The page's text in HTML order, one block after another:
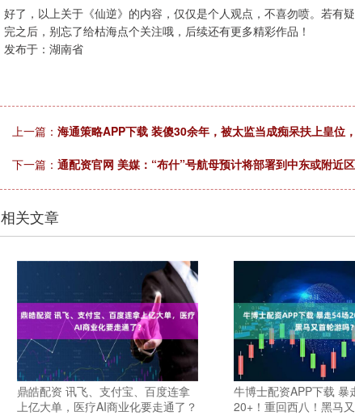
好了，以上关于《仙逆》的内容，仅仅是个人观点，不喜勿喷。若有
完之后，别忘了给枯海点个关注哦，后续还有更多精彩作品！
发布于：湖南省
上一篇： 海通策略APP下载 装傻30余年，被太监当成痴呆扶上皇位
下一篇： 通配资官网 美媒：“布什”号航母预计将部署到中东或附近
相关文章
鼎皓配资 讯飞、支付宝、百度连拿
上亿大单，医疗AI商业化要走通了？
牛博士配资APP下载 暴
20+！重回西八！黑马